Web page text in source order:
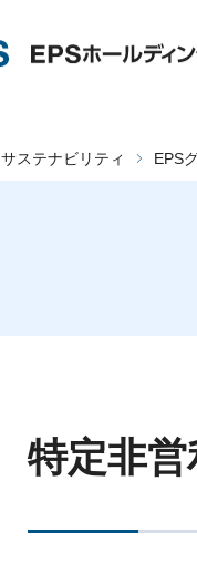
サステナビリティ EPS
特定非